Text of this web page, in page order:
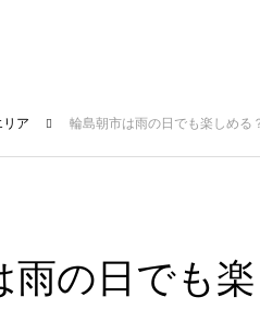
リア 輪島朝市は雨の日でも楽しめる
雨の日でも